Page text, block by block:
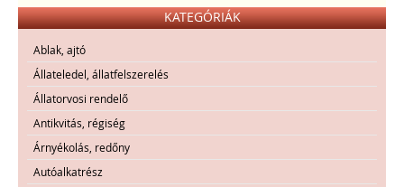
KATEGÓRIÁK
Ablak, ajtó
Állateledel, állatfelszerelés
Állatorvosi rendelő
Antikvitás, régiség
Árnyékolás, redőny
Autóalkatrész